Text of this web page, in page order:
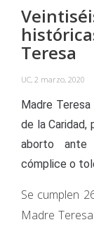
Teresa
UC, 2 marzo, 2020
Madre
de la
aborto ante
cómplice o
Se cumplen
Madre